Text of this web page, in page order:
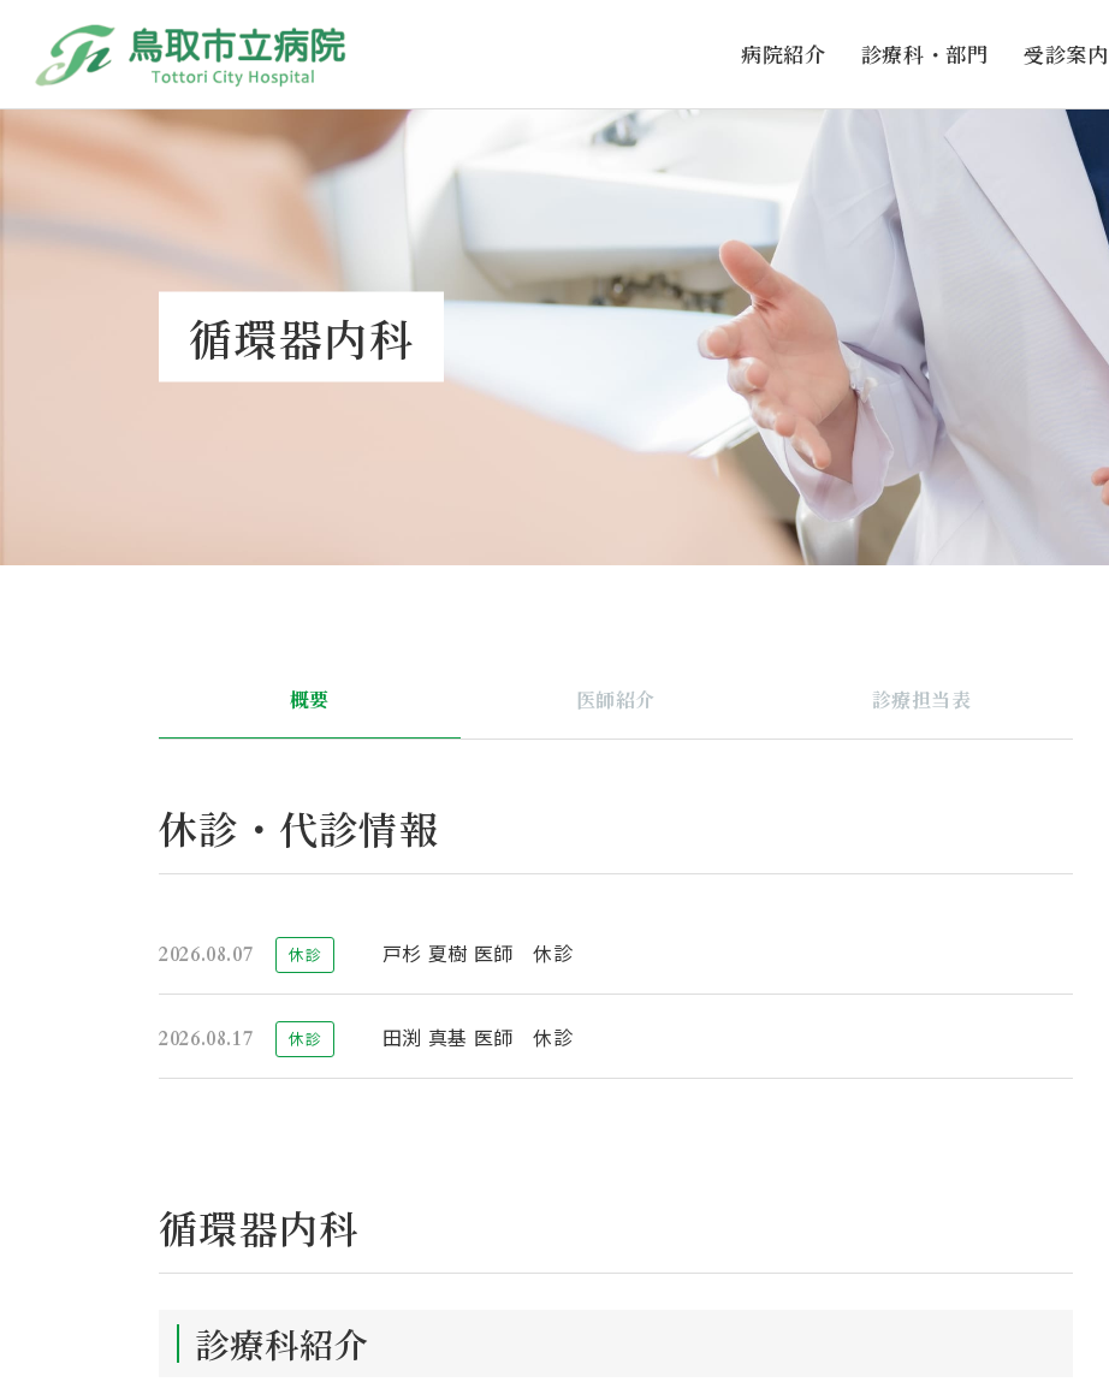
病院紹介 診療科・部門 受診案内
循環器内科
概要 医師紹介 診療担当表
休診・代診情報
2026.08.07 休診 戸杉 夏樹 医師 休診
2026.08.17 休診 田渕 真基 医師 休診
循環器内科
診療科紹介